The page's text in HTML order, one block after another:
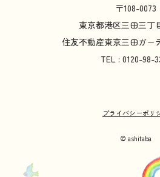
〒108-0073
東京都港区三田三丁
住友不動産東京三田ガー
TEL : 0120-98-
プライバシーポリ
© ashitaba